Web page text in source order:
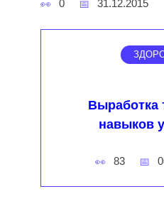
0 31.12.2015
Выработка
навыков
83